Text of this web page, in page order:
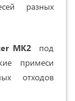
разных
MK2
под
примеси
отходов